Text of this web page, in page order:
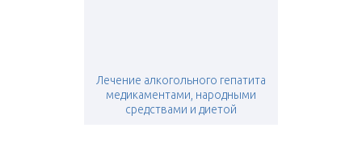
Лечение алкогольного гепатита
медикаментами, народными
средствами и диетой